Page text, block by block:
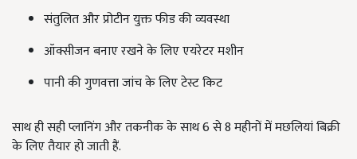
संतुलित और प्रोटीन युक्त फीड की व्यवस्था
ऑक्सीजन बनाए रखने के लिए एयरेटर मशीन
पानी की गुणवत्ता जांच के लिए टेस्ट किट
साथ ही सही प्लानिंग और तकनीक के साथ 6 से 8 महीनों में मछलियां बिक्री
के लिए तैयार हो जाती हैं.